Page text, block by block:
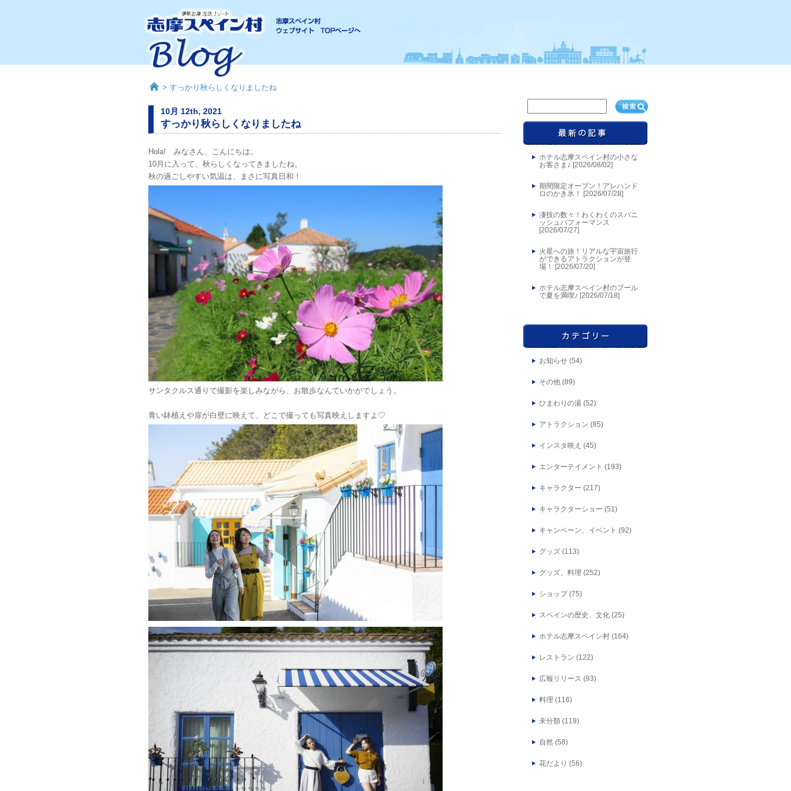
> すっかり秋らしくなりましたね
10月 12th, 2021
すっかり秋らしくなりましたね
Hola! みなさん、こんにちは。
10月に入って、秋らしくなってきましたね。
秋の過ごしやすい気温は、まさに写真日和！
サンタクルス通りで撮影を楽しみながら、お散歩なんていかがでしょう。
青い鉢植えや扉が白壁に映えて、どこで撮っても写真映えしますよ♡
ホテル志摩スペイン村の小さな
お客さま♪ [2026/08/02]
期間限定オープン！アレハンド
ロのかき氷！ [2026/07/28]
凄技の数々！わくわくのスパニ
ッシュパフォーマンス
[2026/07/27]
火星への旅！リアルな宇宙旅行
ができるアトラクションが登
場！ [2026/07/20]
ホテル志摩スペイン村のプール
で夏を満喫♪ [2026/07/18]
お知らせ (54)
その他 (89)
ひまわりの湯 (52)
アトラクション (85)
インスタ映え (45)
エンターテイメント (193)
キャラクター (217)
キャラクターショー (51)
キャンペーン、イベント (92)
グッズ (113)
グッズ、料理 (252)
ショップ(75)
スペインの歴史、文化 (25)
ホテル志摩スペイン村 (164)
レストラン (122)
広報リリース (93)
料理 (116)
未分類 (119)
自然 (58)
花だより (56)